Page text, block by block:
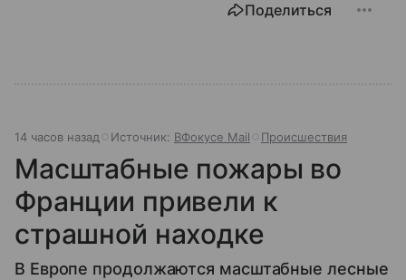
Поделиться
14 часов назад Источник: ВФокусе Mail Происшествия
Масштабные пожары во
Франции привели к
страшной находке
В Европе продолжаются масштабные лесные